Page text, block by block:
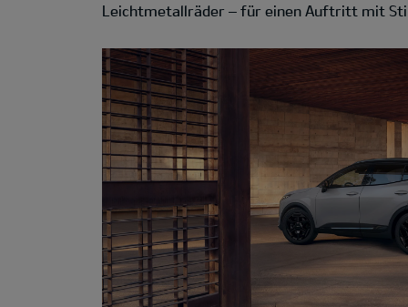
Leichtmetallräder – für einen Auftritt mit